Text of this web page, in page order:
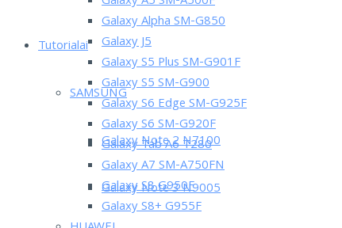
Tutorialai
SAMSUNG
Galaxy Note 2 N7100
Galaxy Note 3 N9005
Galaxy Alpha SM-G850
Galaxy J5
Galaxy S5 Plus SM-G901F
Galaxy S5 SM-G900
Galaxy S6 Edge SM-G925F
Galaxy S6 SM-G920F
Galaxy Tab A6 T280
Galaxy A7 SM-A750FN
Galaxy S8 G950F
Galaxy S8+ G955F